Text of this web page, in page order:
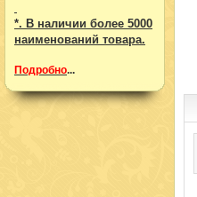
*. В наличии более 5000
наименований товара.
Подробно...